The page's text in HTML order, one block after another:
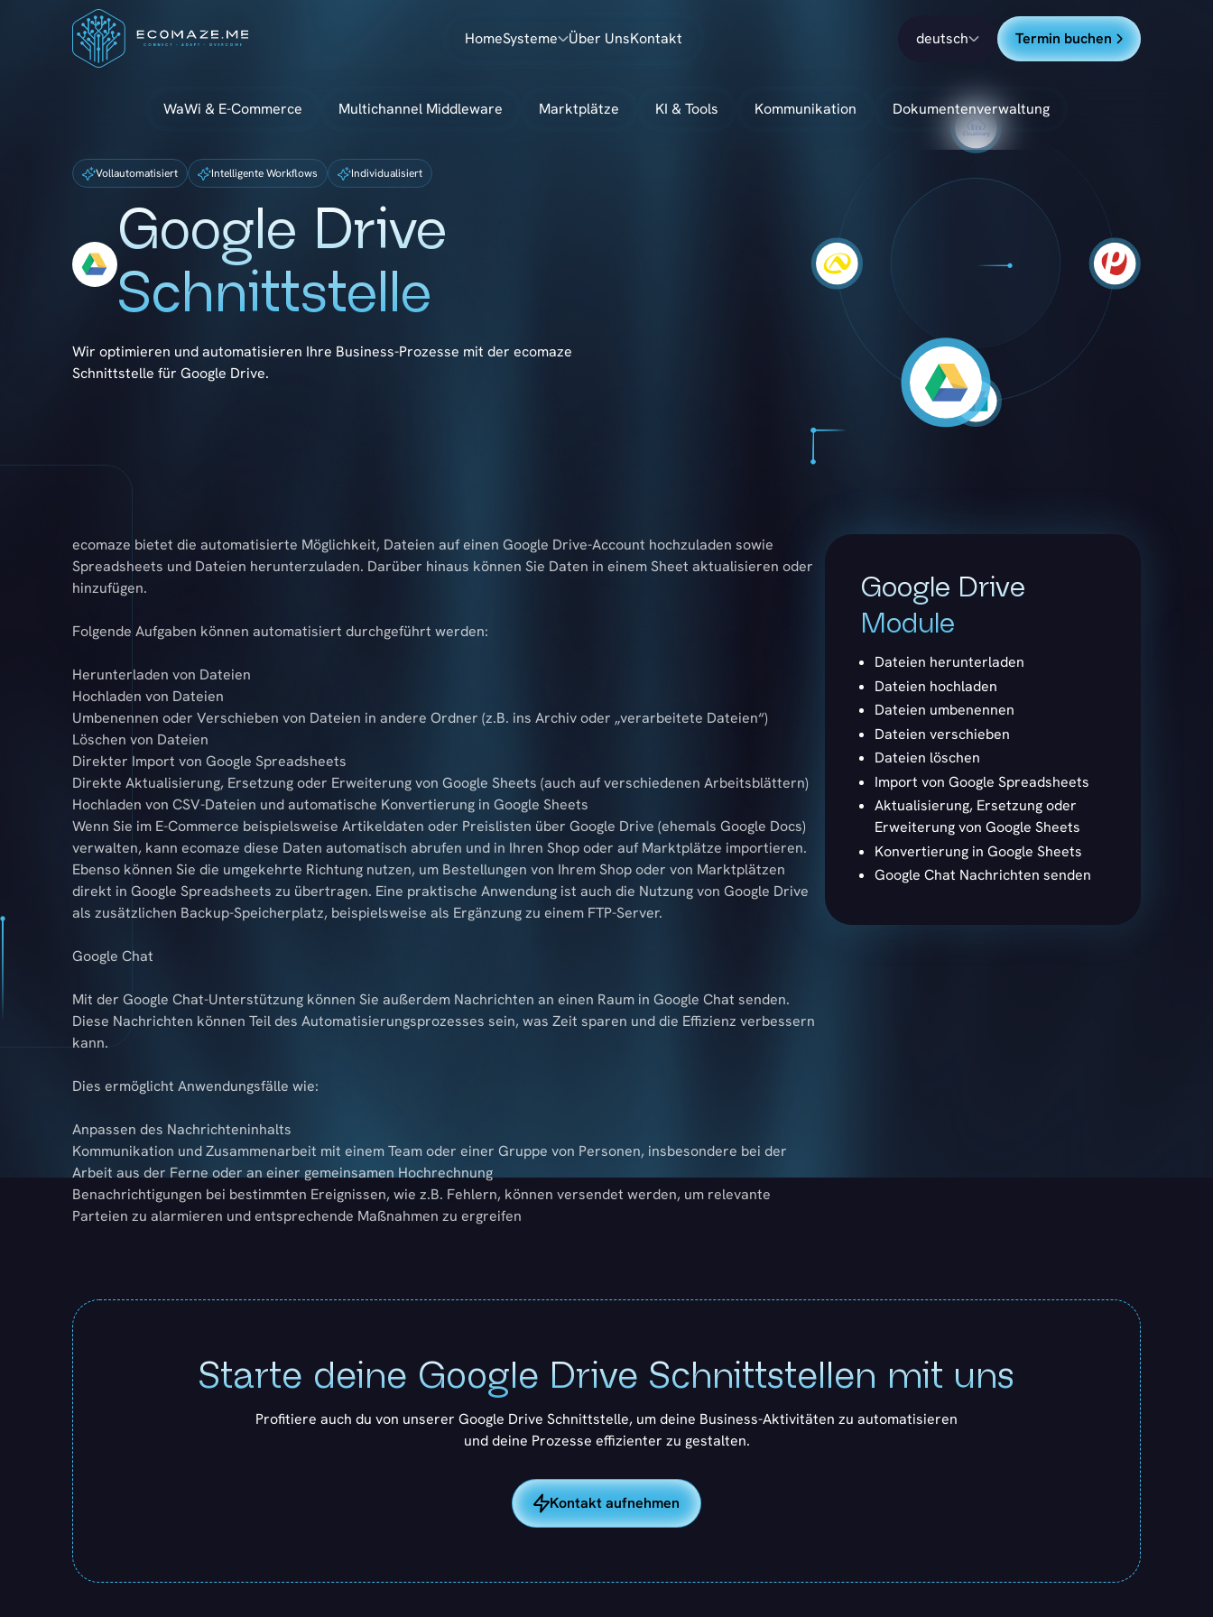
HomeSysteme Über UnsKontakt deutsch Termin buchen
WaWi & E-Commerce Multichannel Middleware Marktplätze KI & Tools Kommunikation Dokumentenverwaltung
Vollautomatisiert Intelligente Workflows Individualisiert
Google Drive
Schnittstelle
Wir optimieren und automatisieren Ihre Business-Prozesse mit der ecomaze
Schnittstelle für Google Drive.
ecomaze bietet die automatisierte Möglichkeit, Dateien auf einen Google Drive-Account hochzuladen sowie
Spreadsheets und Dateien herunterzuladen. Darüber hinaus können Sie Daten in einem Sheet aktualisieren oder
hinzufügen.
Folgende Aufgaben können automatisiert durchgeführt werden:
Herunterladen von Dateien
Hochladen von Dateien
Umbenennen oder Verschieben von Dateien in andere Ordner (z.B. ins Archiv oder „verarbeitete Dateien“)
Löschen von Dateien
Direkter Import von Google Spreadsheets
Direkte Aktualisierung, Ersetzung oder Erweiterung von Google Sheets (auch auf verschiedenen Arbeitsblättern)
Hochladen von CSV-Dateien und automatische Konvertierung in Google Sheets
Wenn Sie im E-Commerce beispielsweise Artikeldaten oder Preislisten über Google Drive (ehemals Google Docs)
verwalten, kann ecomaze diese Daten automatisch abrufen und in Ihren Shop oder auf Marktplätze importieren.
Ebenso können Sie die umgekehrte Richtung nutzen, um Bestellungen von Ihrem Shop oder von Marktplätzen
direkt in Google Spreadsheets zu übertragen. Eine praktische Anwendung ist auch die Nutzung von Google Drive
als zusätzlichen Backup-Speicherplatz, beispielsweise als Ergänzung zu einem FTP-Server.
Google Chat
Mit der Google Chat-Unterstützung können Sie außerdem Nachrichten an einen Raum in Google Chat senden.
Diese Nachrichten können Teil des Automatisierungsprozesses sein, was Zeit sparen und die Effizienz verbessern
kann.
Dies ermöglicht Anwendungsfälle wie:
Anpassen des Nachrichteninhalts
Kommunikation und Zusammenarbeit mit einem Team oder einer Gruppe von Personen, insbesondere bei der
Arbeit aus der Ferne oder an einer gemeinsamen Hochrechnung
Benachrichtigungen bei bestimmten Ereignissen, wie z.B. Fehlern, können versendet werden, um relevante
Parteien zu alarmieren und entsprechende Maßnahmen zu ergreifen
Google Drive
Module
Dateien herunterladen
Dateien hochladen
Dateien umbenennen
Dateien verschieben
Dateien löschen
Import von Google Spreadsheets
Aktualisierung, Ersetzung oder
Erweiterung von Google Sheets
Konvertierung in Google Sheets
Google Chat Nachrichten senden
Starte deine Google Drive Schnittstellen mit uns
Profitiere auch du von unserer Google Drive Schnittstelle, um deine Business-Aktivitäten zu automatisieren
und deine Prozesse effizienter zu gestalten.
Kontakt aufnehmen